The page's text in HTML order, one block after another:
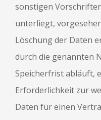
sonstigen
unterliegt,
Löschung der Daten
durch die genannten
Speicherfrist abläuft,
Erforderlichkeit zur
Daten für einen